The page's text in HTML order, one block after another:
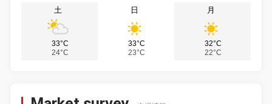
土
33°C
24°C
日
33°C
23°C
月
32°C
22°C